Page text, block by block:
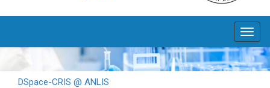
DSpace-CRIS @ ANLIS